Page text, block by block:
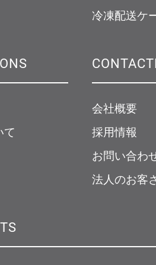
冷凍配送ケ
て
会社概要
採用情報
お問い合わ
法人のお客